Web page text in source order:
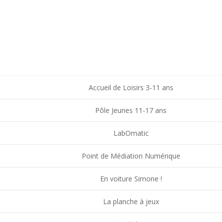
Accueil de Loisirs 3-11 ans
Pôle Jeunes 11-17 ans
LabOmatic
Point de Médiation Numérique
En voiture Simone !
La planche à jeux